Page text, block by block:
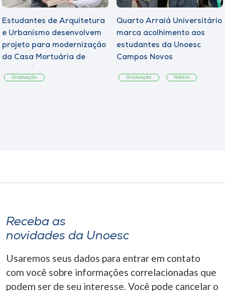
Estudantes de Arquitetura
e Urbanismo desenvolvem
projeto para modernização
da Casa Mortuária de
Graduação
Quarto Arraiá Universitário
marca acolhimento aos
estudantes da Unoesc
Campos Novos
Graduação Notícia
Receba as
novidades da Unoesc
Usaremos seus dados para entrar em contato
com você sobre informações correlacionadas que
podem ser de seu interesse. Você pode cancelar o